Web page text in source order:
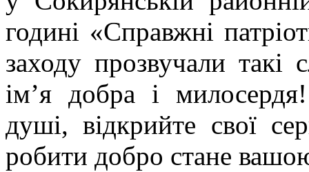
годині «Справжні
заходу прозвучали такі
ім’я добра і
душі, відкрийте свої
робити добро стане